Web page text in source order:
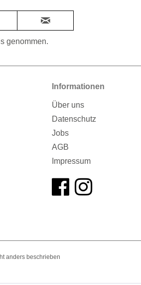
genommen.
Informationen
Über uns
Datenschutz
Jobs
AGB
Impressum
anders beschrieben